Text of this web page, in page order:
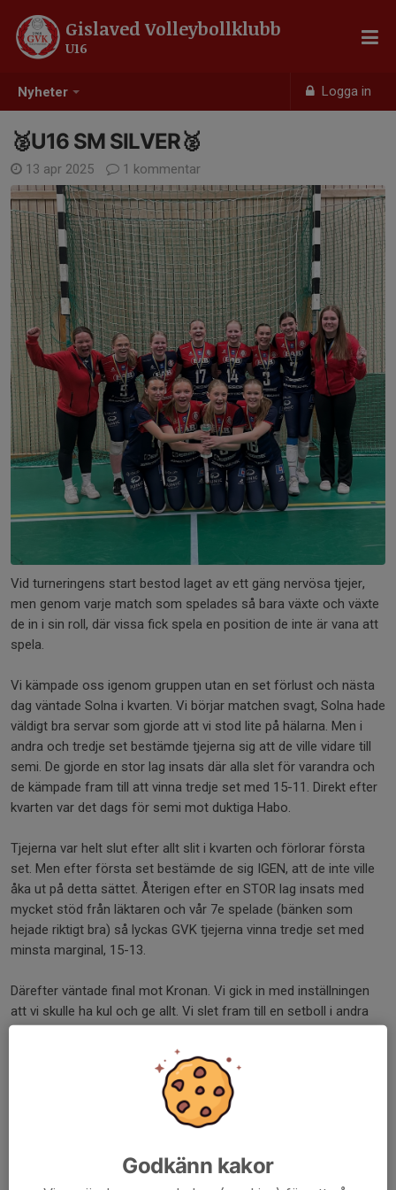
Nyheter Logga in
Gislaved Volleybollklubb
U16
🥈U16 SM SILVER🥈
13 apr 2025 1 kommentar
Vid turneringens start bestod laget av ett gäng nervösa tjejer,
men genom varje match som spelades så bara växte och växte
de in i sin roll, där vissa fick spela en position de inte är vana att
spela.
Vi kämpade oss igenom gruppen utan en set förlust och nästa
dag väntade Solna i kvarten. Vi börjar matchen svagt, Solna hade
väldigt bra servar som gjorde att vi stod lite på hälarna. Men i
andra och tredje set bestämde tjejerna sig att de ville vidare till
semi. De gjorde en stor lag insats där alla slet för varandra och
de kämpade fram till att vinna tredje set med 15-11. Direkt efter
kvarten var det dags för semi mot duktiga Habo.
Tjejerna var helt slut efter allt slit i kvarten och förlorar första
set. Men efter första set bestämde de sig IGEN, att de inte ville
åka ut på detta sättet. Återigen efter en STOR lag insats med
mycket stöd från läktaren och vår 7e spelade (bänken som
hejade riktigt bra) så lyckas GVK tjejerna vinna tredje set med
minsta marginal, 15-13.
Därefter väntade final mot Kronan. Vi gick in med inställningen
att vi skulle ha kul och ge allt. Vi slet fram till en setboll i andra
set men tyvärr så räckte det inte hela vägen. Vi passar på att
gratta de duktiga Kronan tjejerna till guldet.
Tjejerna har varit så duktiga i helgen och de har visat en grym
Vi vill ge ett extra + till Aylin, Stella M, Stella L och Elva som är de
ända tjejerna i laget som rutinerade 6 manna spelare som tog
för sig på planen och gjorde ett riktigt bra jobb, de visade exakt
Godkänn kakor